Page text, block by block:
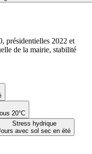
20°C
Stress hydrique
avec sol sec en été
présidentielles 2022 et
de la mairie, stabilité